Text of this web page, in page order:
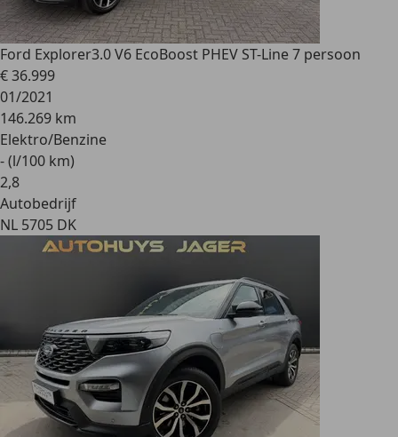
Ford Explorer3.0 V6 EcoBoost PHEV ST-Line 7 persoon
€ 36.999
01/2021
146.269 km
Elektro/Benzine
- (l/100 km)
2,8
Autobedrijf
NL 5705 DK